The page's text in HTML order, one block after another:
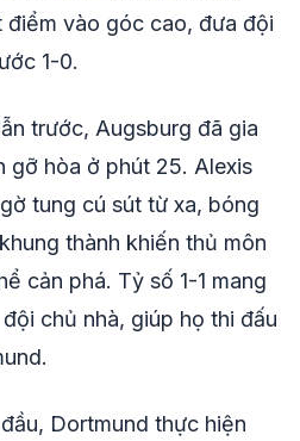
vào góc cao, đưa đội
1-0.
trước, Augsburg đã gia
gỡ hòa ở phút 25. Alexis
tung cú sút từ xa, bóng
thành khiến thủ môn
cản phá. Tỷ số 1-1 mang
chủ nhà, giúp họ thi đấu
Dortmund thực hiện